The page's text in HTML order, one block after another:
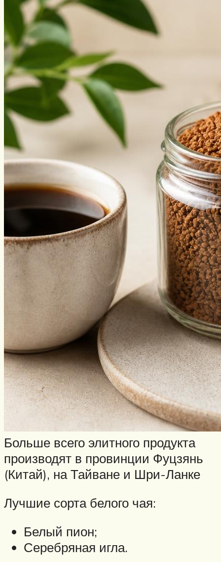
Больше всего элитного продукта
производят в провинции Фуцзянь
(Китай), на Тайване и Шри-Ланке
Лучшие сорта белого чая:
Белый пион;
Серебряная игла.